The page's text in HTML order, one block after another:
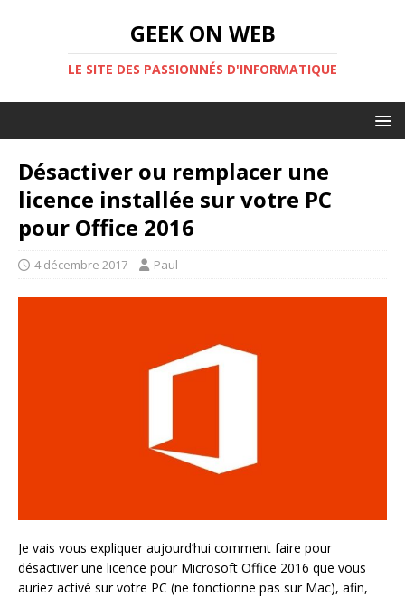
GEEK ON WEB
LE SITE DES PASSIONNÉS D'INFORMATIQUE
Désactiver ou remplacer une
licence installée sur votre PC
pour Office 2016
4 décembre 2017 Paul
Je vais vous expliquer aujourd’hui comment faire pour
désactiver une licence pour Microsoft Office 2016 que vous
auriez activé sur votre PC (ne fonctionne pas sur Mac), afin,